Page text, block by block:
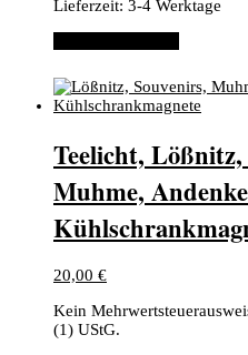
Lieferzeit: 3-4 Werktage
Teelicht,
Muhme,
20,00 €
Kein
(1) UStG.